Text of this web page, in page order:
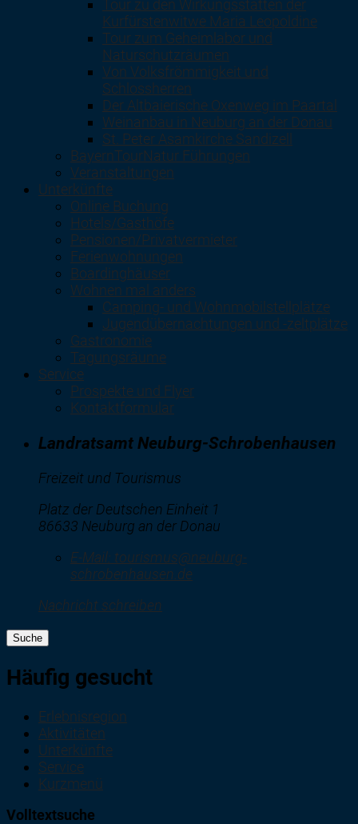
Tour zu den Wirkungsstätten der
Kurfürstenwitwe Maria Leopoldine
Tour zum Geheimlabor und
Naturschutzräumen
Von Volksfrömmigkeit und
Schlossherren
Der Altbaierische Oxenweg im Paartal
Weinanbau in Neuburg an der Donau
St. Peter Asamkirche Sandizell
BayernTourNatur Führungen
Veranstaltungen
Unterkünfte
Online Buchung
Hotels/Gasthöfe
Pensionen/Privatvermieter
Ferienwohnungen
Boardinghäuser
Wohnen mal anders
Camping- und Wohnmobilstellplätze
Jugendübernachtungen und -zeltplätze
Gastronomie
Tagungsräume
Service
Prospekte und Flyer
Kontaktformular
Landratsamt Neuburg-Schrobenhausen
Freizeit und Tourismus
Platz der Deutschen Einheit 1
86633 Neuburg an der Donau
E-Mail: tourismus@neuburg-
schrobenhausen.de
Nachricht schreiben
Suche
Häufig gesucht
Erlebnisregion
Aktivitäten
Unterkünfte
Service
Kurzmenü
Volltextsuche